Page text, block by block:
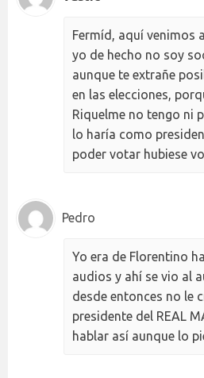
Fermíd, aquí venimos
yo de hecho no soy
aunque te extrañe
en las elecciones,
Riquelme no tengo ni
lo haría como
poder votar hubiese
Pedro
Yo era de Florentino
audios y ahí se vio al
desde entonces no le
presidente del REAL
hablar así aunque lo